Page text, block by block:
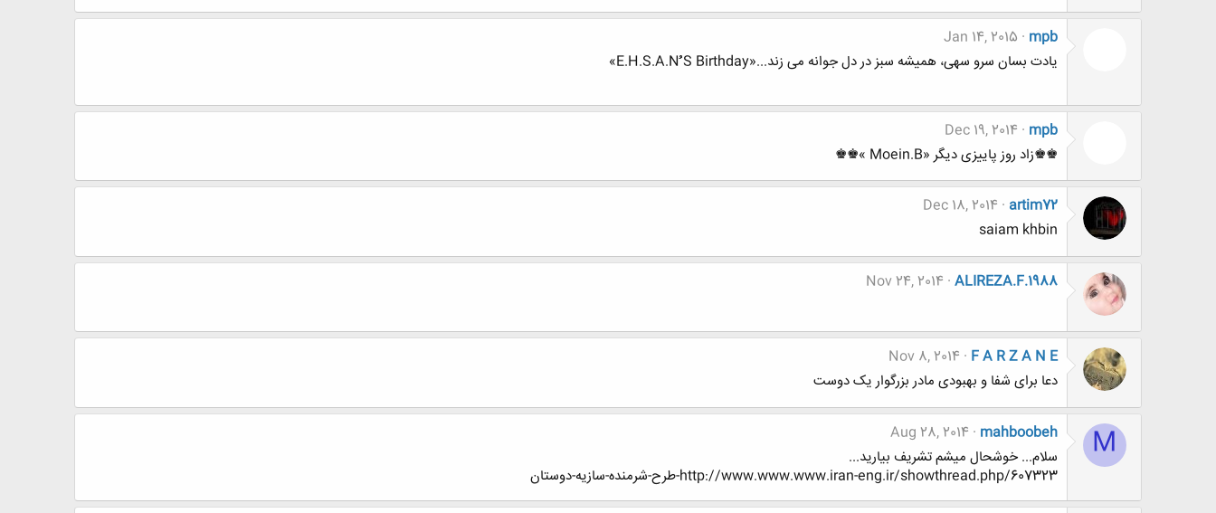
mpb
Jan 14, 2015
یادت بسان سرو سهی، همیشه سبز در دل جوانه می زند...«E.H.S.A.Nُُُ S Birthday»
mpb
Dec 19, 2014
♚♚زاد روز پاییزی دیگر «Moein.B »♚♚
artim72
Dec 18, 2014
saiam khbin
ALIREZA.F.1988
Nov 24, 2014
F A R Z A N E
Nov 8, 2014
دعا برای شفا و بهبودی مادر بزرگوار یک دوست
M
mahboobeh
Aug 28, 2014
سلام... خوشحال میشم تشریف بیارید...
http://www.www.www.iran-eng.ir/showthread.php/607323-طرح-شرمنده-سازیه-دوستان